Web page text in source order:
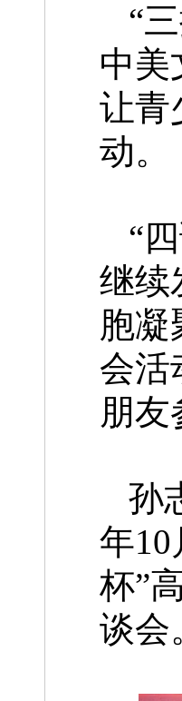
“
中美
让青
动。
“
继续
胞
会活
朋
孙
年10
杯”
谈会